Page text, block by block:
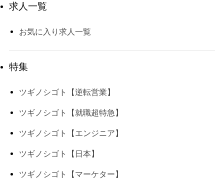
求人一覧
お気に入り求人一覧
特集
ツギノシゴト【逆転営業】
ツギノシゴト【就職超特急】
ツギノシゴト【エンジニア】
ツギノシゴト【日本】
ツギノシゴト【マーケター】